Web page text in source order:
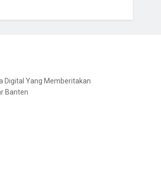
Digital Yang Memberitakan
Banten